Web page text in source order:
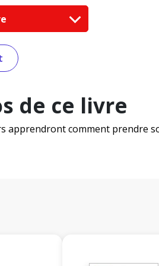
de ce livre
apprendront comment prendre